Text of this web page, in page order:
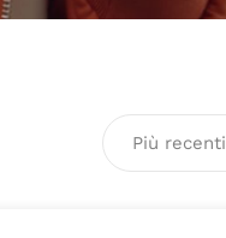
Più recenti